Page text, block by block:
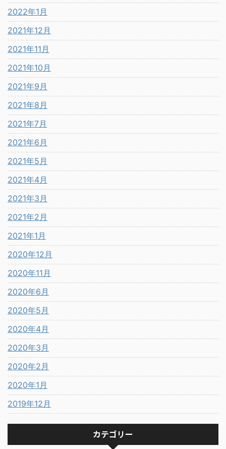
2022年1月
2021年12月
2021年11月
2021年10月
2021年9月
2021年8月
2021年7月
2021年6月
2021年5月
2021年4月
2021年3月
2021年2月
2021年1月
2020年12月
2020年11月
2020年6月
2020年5月
2020年4月
2020年3月
2020年2月
2020年1月
2019年12月
カテゴリー